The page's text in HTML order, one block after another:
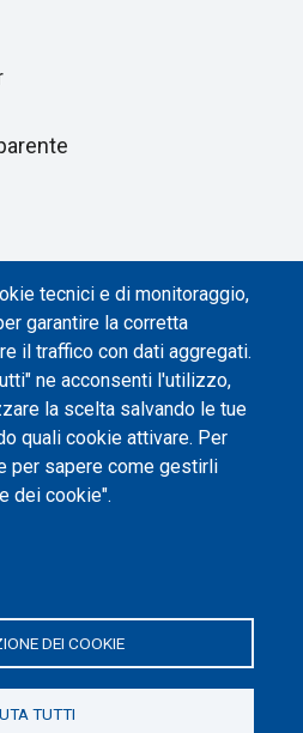
tecnici e di monitoraggio,
garantire la corretta
il traffico con dati aggregati.
ne acconsenti l'utilizzo,
la scelta salvando le tue
quali cookie attivare. Per
per sapere come gestirli
dei cookie".
DEI COOKIE
TUTTI
degli Abruzzi, 24 | 10129
| PEC